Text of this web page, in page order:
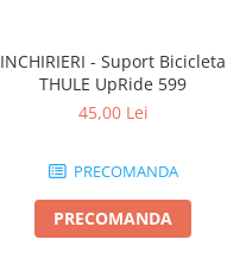
INCHIRIERI - Suport Bicicleta
THULE UpRide 599
45,00 Lei
PRECOMANDA
PRECOMANDA